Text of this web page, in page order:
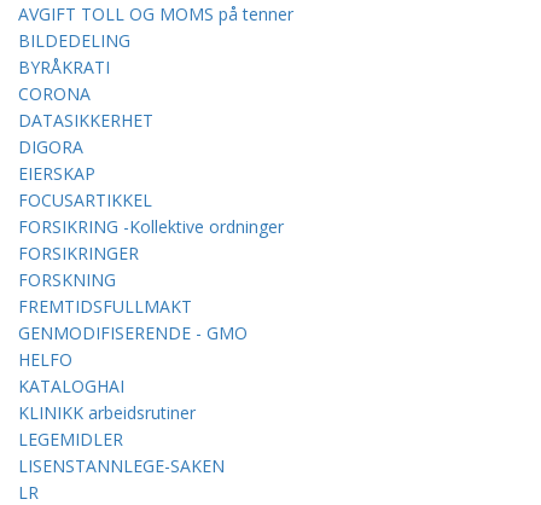
AVGIFT TOLL OG MOMS på tenner
BILDEDELING
BYRÅKRATI
CORONA
DATASIKKERHET
DIGORA
EIERSKAP
FOCUSARTIKKEL
FORSIKRING -Kollektive ordninger
FORSIKRINGER
FORSKNING
FREMTIDSFULLMAKT
GENMODIFISERENDE - GMO
HELFO
KATALOGHAI
KLINIKK arbeidsrutiner
LEGEMIDLER
LISENSTANNLEGE-SAKEN
LR